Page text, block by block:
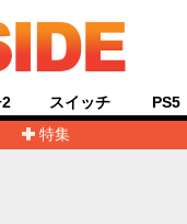
特集
2 スイッチ PS5